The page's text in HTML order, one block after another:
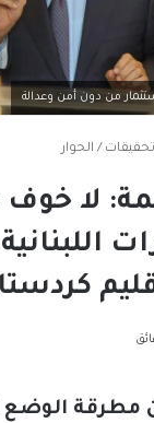
من دون أمن وعدالة
/ الحوار
لا خوف
مطرقة الوضع